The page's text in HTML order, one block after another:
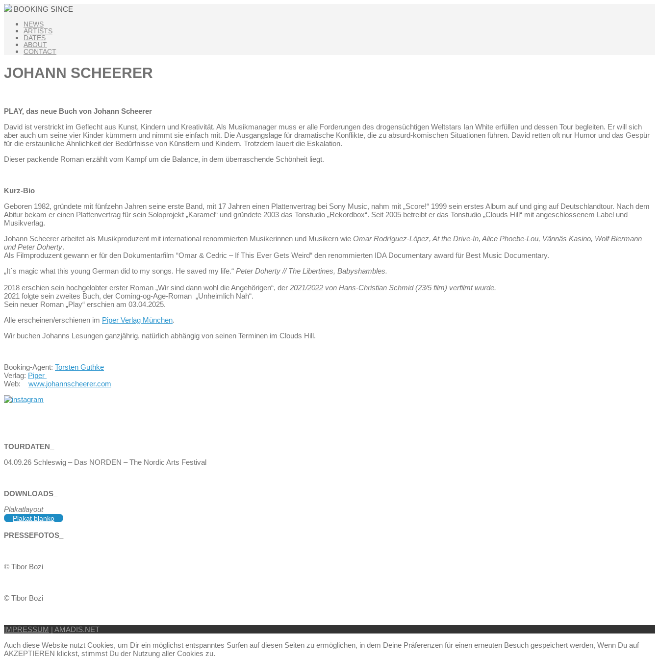
BOOKING SINCE
NEWS
ARTISTS
DATES
ABOUT
CONTACT
JOHANN SCHEERER
PLAY, das neue Buch von Johann Scheerer
David ist verstrickt im Geflecht aus Kunst, Kindern und Kreativität. Als Musikmanager muss er alle Forderungen des drogensüchtigen Weltstars Ian White erfüllen und dessen Tour begleiten. Er will sich
aber auch um seine vier Kinder kümmern und nimmt sie einfach mit. Die Ausgangslage für dramatische Konflikte, die zu absurd-komischen Situationen führen. David retten oft nur Humor und das Gespür
für die erstaunliche Ähnlichkeit der Bedürfnisse von Künstlern und Kindern. Trotzdem lauert die Eskalation.
Dieser packende Roman erzählt vom Kampf um die Balance, in dem überraschende Schönheit liegt.
Kurz-Bio
Geboren 1982, gründete mit fünfzehn Jahren seine erste Band, mit 17 Jahren einen Plattenvertrag bei Sony Music, nahm mit „Score!“ 1999 sein erstes Album auf und ging auf Deutschlandtour. Nach dem
Abitur bekam er einen Plattenvertrag für sein Soloprojekt „Karamel“ und gründete 2003 das Tonstudio „Rekordbox“. Seit 2005 betreibt er das Tonstudio „Clouds Hill“ mit angeschlossenem Label und
Musikverlag.
Johann Scheerer arbeitet als Musikproduzent mit international renommierten Musikerinnen und Musikern wie Omar Rodríguez-López, At the Drive-In, Alice Phoebe-Lou, Vännäs Kasino, Wolf Biermann
und Peter Doherty.
Als Filmproduzent gewann er für den Dokumentarfilm “Omar & Cedric – If This Ever Gets Weird“ den renommierten IDA Documentary award für Best Music Documentary.
„It´s magic what this young German did to my songs. He saved my life.“ Peter Doherty // The Libertines, Babyshambles.
2018 erschien sein hochgelobter erster Roman „Wir sind dann wohl die Angehörigen“, der 2021/2022 von Hans-Christian Schmid (23/5 film) verfilmt wurde.
2021 folgte sein zweites Buch, der Coming-og-Age-Roman „Unheimlich Nah“.
Sein neuer Roman „Play“ erschien am 03.04.2025.
Alle erscheinen/erschienen im Piper Verlag München.
Wir buchen Johanns Lesungen ganzjährig, natürlich abhängig von seinen Terminen im Clouds Hill.
Booking-Agent: Torsten Guthke
Verlag: Piper
Web: www.johannscheerer.com
TOURDATEN_
04.09.26 Schleswig – Das NORDEN – The Nordic Arts Festival
DOWNLOADS_
Plakatlayout
Plakat blanko
PRESSEFOTOS_
© Tibor Bozi
© Tibor Bozi
IMPRESSUM | AMADIS.NET
Auch diese Website nutzt Cookies, um Dir ein möglichst entspanntes Surfen auf diesen Seiten zu ermöglichen, in dem Deine Präferenzen für einen erneuten Besuch gespeichert werden, Wenn Du auf
AKZEPTIEREN klickst, stimmst Du der Nutzung aller Cookies zu.